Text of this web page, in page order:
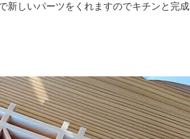
新しいパーツをくれますのでキチンと完成